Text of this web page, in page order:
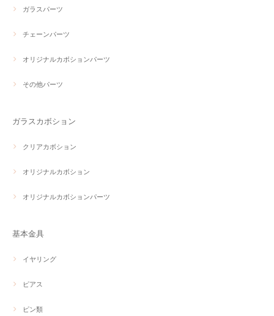
ガラスパーツ
チェーンパーツ
オリジナルカボションパーツ
その他パーツ
ガラスカボション
クリアカボション
オリジナルカボション
オリジナルカボションパーツ
基本金具
イヤリング
ピアス
ピン類